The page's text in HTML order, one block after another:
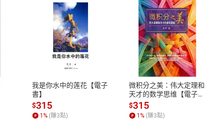
、LINE PAY、AFTEE
退換貨規範
本店是否提供消費者保護法七日
之權利，遽消費者保護法及通訊
除權合理例外情事適用準則，依
質各有不同規定。詳細退換貨說
照各商品說明。
我是你水中的莲花【電子
書】
$315
1 % (賺3點)
微积分之美：伟大定理和
天才的数学思维【電子
書】
$315
1 % (賺3點)